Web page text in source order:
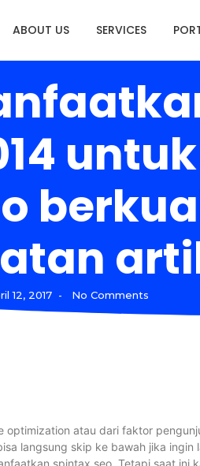
ABOUT US SERVICES
12, 2017 - No Comments
optimization atau dari faktor
langsung skip ke bawah jika ingin
spintax seo. Tetapi saat ini